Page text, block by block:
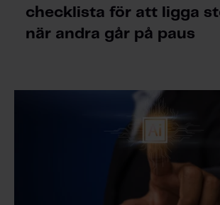
checklista för att ligga
när andra går på paus